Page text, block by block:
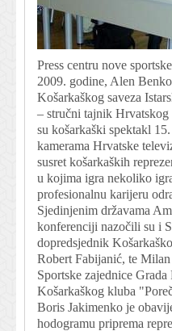
Press centru nove
2009. godine, Alen
Košarkaškog saveza
– stručni tajnik Hrvatskog
su košarkaški spektakl
kamerama Hrvatske
susret košarkaških
u kojima igra nekoliko
profesionalnu karijeru
Sjedinjenim državama
konferenciji nazočili su i
dopredsjednik
Robert Fabijanić, te
Sportske zajednice
Košarkaškog kluba
Boris Jakimenko je
hodogramu priprema